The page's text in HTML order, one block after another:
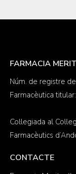
FARMACIA
Núm. de registre
Farmacèutica
Col·legiada al
Farmacèutics
CONTACTE